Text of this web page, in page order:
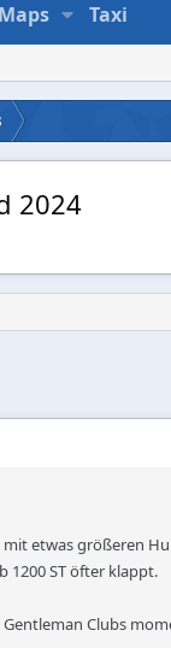
Maps Taxi
2024
mit etwas größeren
1200 ST öfter klappt.
Clubs